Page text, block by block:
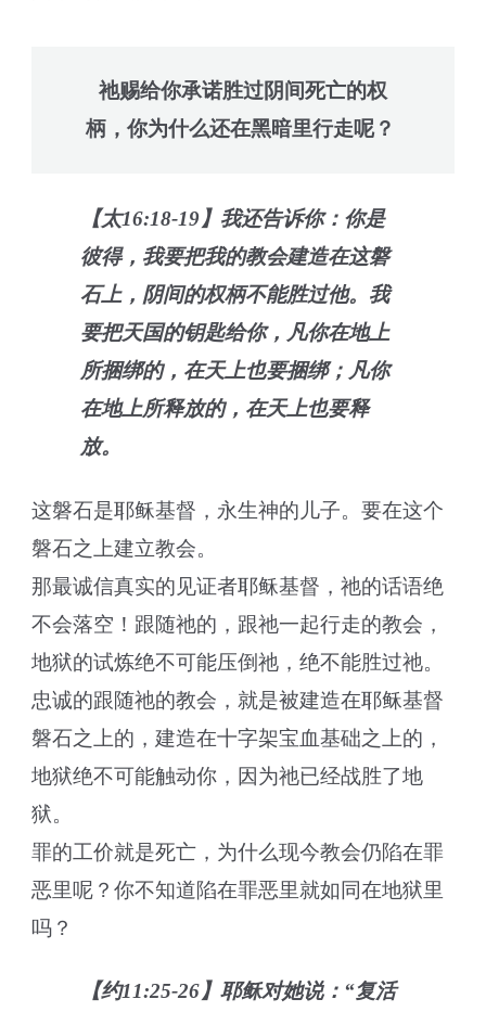
祂赐给你承诺胜过阴间死亡的权
柄，你为什么还在黑暗里行走呢？
【太16:18-19】我还告诉你：你是
彼得，我要把我的教会建造在这磐
石上，阴间的权柄不能胜过他。我
要把天国的钥匙给你，凡你在地上
所捆绑的，在天上也要捆绑；凡你
在地上所释放的，在天上也要释
放。
这磐石是耶稣基督，永生神的儿子。要在这个
磐石之上建立教会。
那最诚信真实的见证者耶稣基督，祂的话语绝
不会落空！跟随祂的，跟祂一起行走的教会，
地狱的试炼绝不可能压倒祂，绝不能胜过祂。
忠诚的跟随祂的教会，就是被建造在耶稣基督
磐石之上的，建造在十字架宝血基础之上的，
地狱绝不可能触动你，因为祂已经战胜了地
狱。
罪的工价就是死亡，为什么现今教会仍陷在罪
恶里呢？你不知道陷在罪恶里就如同在地狱里
吗？
【约11:25-26】耶稣对她说：“复活